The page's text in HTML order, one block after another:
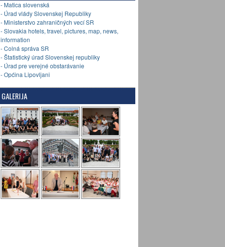
- Matica slovenská
- Úrad vlády Slovenskej Republiky
- Ministerstvo zahraničných vecí SR
- Slovakia hotels, travel, pictures, map, news,
information
- Colná správa SR
- Štatistický úrad Slovenskej republiky
- Úrad pre verejné obstarávanie
- Općina Lipovljani
GALERIJA